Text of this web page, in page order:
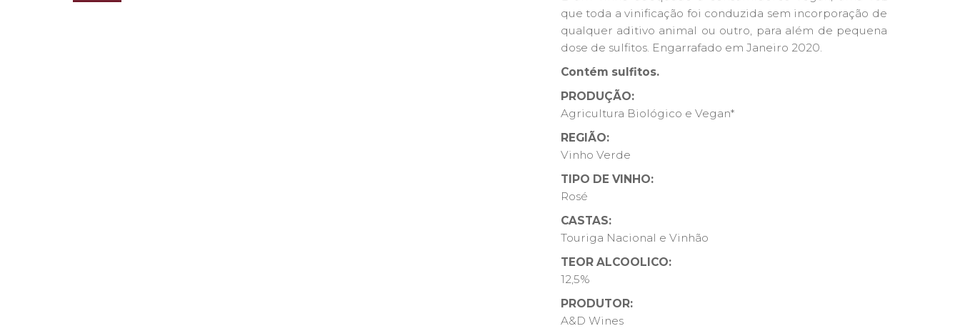
que toda a vinificação foi conduzida sem incorporação de
qualquer aditivo animal ou outro, para além de pequena
dose de sulfitos. Engarrafado em Janeiro 2020.
Contém sulfitos.
PRODUÇÃO:
Agricultura Biológico e Vegan*
REGIÃO:
Vinho Verde
TIPO DE VINHO:
Rosé
CASTAS:
Touriga Nacional e Vinhão
TEOR ALCOOLICO:
12,5%
PRODUTOR:
A&D Wines